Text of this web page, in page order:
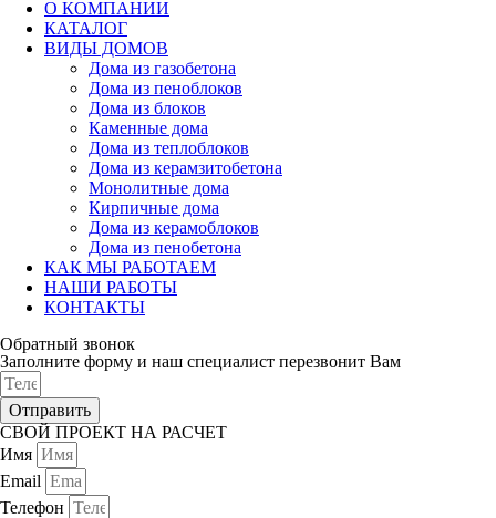
О КОМПАНИИ
КАТАЛОГ
ВИДЫ ДОМОВ
Дома из газобетона
Дома из пеноблоков
Дома из блоков
Каменные дома
Дома из теплоблоков
Дома из керамзитобетона
Монолитные дома
Кирпичные дома
Дома из керамоблоков
Дома из пенобетона
КАК МЫ РАБОТАЕМ
НАШИ РАБОТЫ
КОНТАКТЫ
Обратный звонок
Заполните форму и наш специалист перезвонит Вам
Отправить
СВОЙ ПРОЕКТ НА РАСЧЕТ
Имя
Email
Телефон